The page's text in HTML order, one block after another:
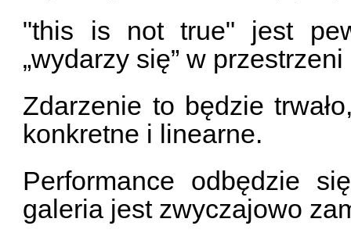
"this is not true" jest
„wydarzy się” w
Zdarzenie to będzie
konkretne i linearne.
Performance odbędzie
galeria jest zwyczajowo